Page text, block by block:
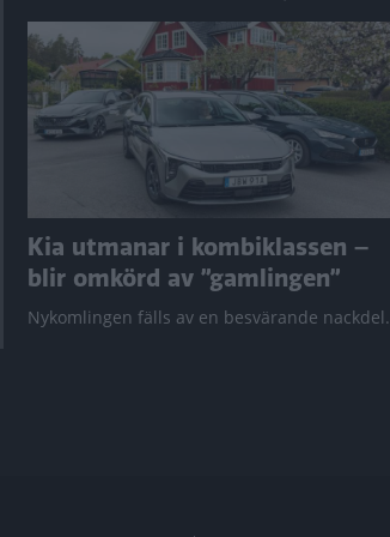
Kia utmanar i kombiklassen –
blir omkörd av ”gamlingen”
Nykomlingen fälls av en besvärande nackdel.